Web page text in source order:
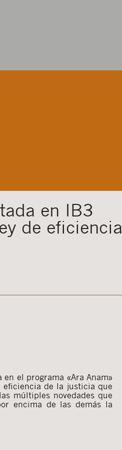
en IB3
de eficiencia
en el programa «Ara Anam»
eficiencia de la justicia que
múltiples novedades que
encima de las demás la
a la negociación entre